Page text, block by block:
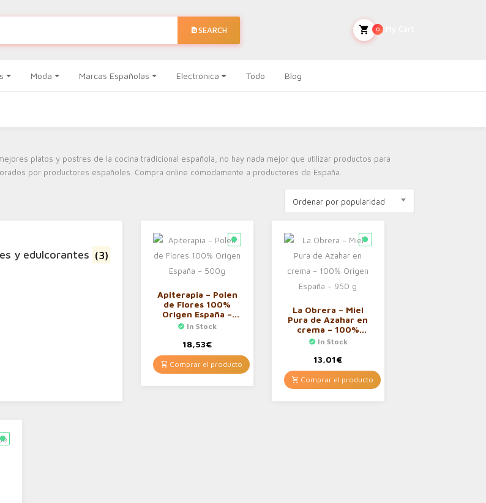
SEARCH 0
Moda Marcas Españolas Electrónica Todo Blog
platos y postres de la cocina tradicional española, no hay nada mejor que utilizar productos para
por productores españoles. Compra online cómodamente a productores de España.
Ordenar por popularidad
y edulcorantes (3)
Apiterapia – Polen
de Flores 100%
Origen España –
500g
In Stock
18,53€
Comprar el producto
La Obrera – Miel
Pura de Azahar en
crema – 100%
Origen España –
In Stock
13,01€
Comprar el producto